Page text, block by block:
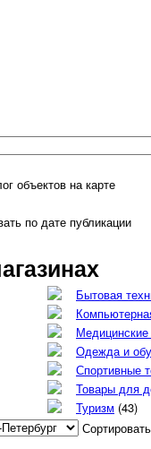
объектов на карте
по дате публикации
Бытовая
Одежда и
Спортивные
Товары для
Туризм (43)